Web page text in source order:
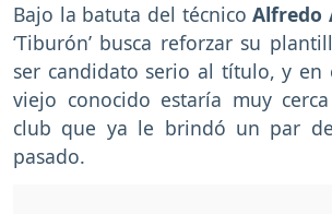
Bajo la batuta del técnicoAlfredo
‘Tiburón’ busca reforzar su
ser candidato serio al título, y en
viejo conocido estaría muy
club que ya le brindó un par
pasado.